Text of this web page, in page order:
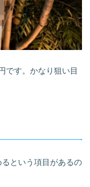
です。かなり狙い目
という項目があるの